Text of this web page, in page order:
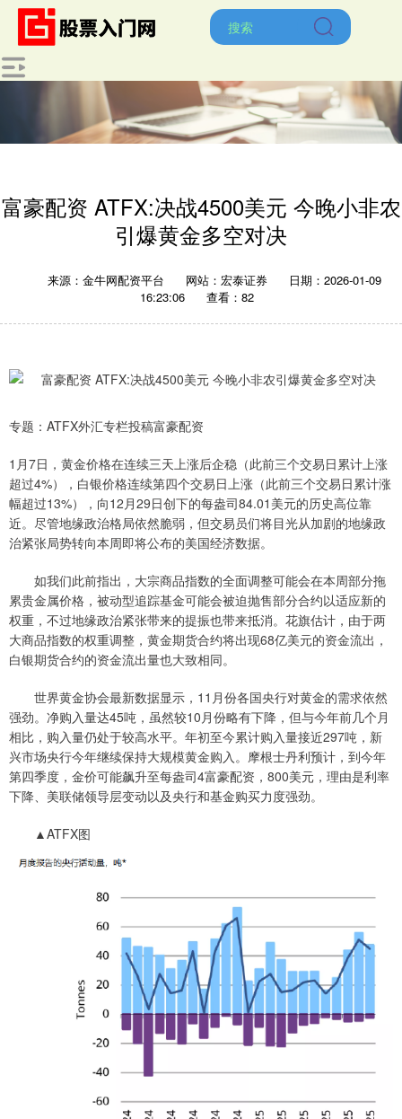
富豪配资 ATFX:决战4500美元 今晚小非农
引爆黄金多空对决
来源：金牛网配资平台 网站：宏泰证券
日期：2026-01-09
16:23:06
查看：82
专题：ATFX外汇专栏投稿富豪配资
1月7日，黄金价格在连续三天上涨后企稳（此前三个交易日累计上涨
超过4%），白银价格连续第四个交易日上涨（此前三个交易日累计涨
幅超过13%），向12月29日创下的每盎司84.01美元的历史高位靠
近。尽管地缘政治格局依然脆弱，但交易员们将目光从加剧的地缘政
治紧张局势转向本周即将公布的美国经济数据。
如我们此前指出，大宗商品指数的全面调整可能会在本周部分拖
累贵金属价格，被动型追踪基金可能会被迫抛售部分合约以适应新的
权重，不过地缘政治紧张带来的提振也带来抵消。花旗估计，由于两
大商品指数的权重调整，黄金期货合约将出现68亿美元的资金流出，
白银期货合约的资金流出量也大致相同。
世界黄金协会最新数据显示，11月份各国央行对黄金的需求依然
强劲。净购入量达45吨，虽然较10月份略有下降，但与今年前几个月
相比，购入量仍处于较高水平。年初至今累计购入量接近297吨，新
兴市场央行今年继续保持大规模黄金购入。摩根士丹利预计，到今年
第四季度，金价可能飙升至每盎司4富豪配资，800美元，理由是利率
下降、美联储领导层变动以及央行和基金购买力度强劲。
▲ATFX图